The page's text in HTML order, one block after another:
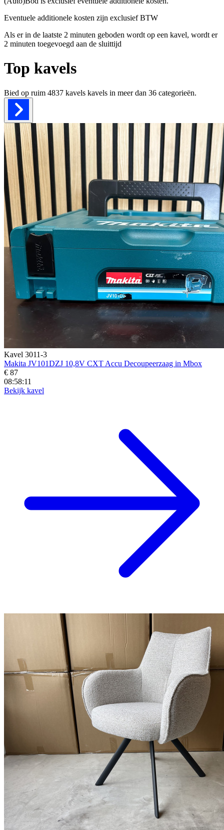
Eventuele additionele kosten zijn exclusief BTW
Als er in de laatste 2 minuten geboden wordt op een kavel, wordt er
2 minuten toegevoegd aan de sluittijd
Top kavels
Bied op ruim 4837 kavels kavels in meer dan 36 categorieën.
Kavel 3011-3
Makita JV101DZJ 10,8V CXT Accu Decoupeerzaag in Mbox
€ 87
08:58:10
Bekijk kavel